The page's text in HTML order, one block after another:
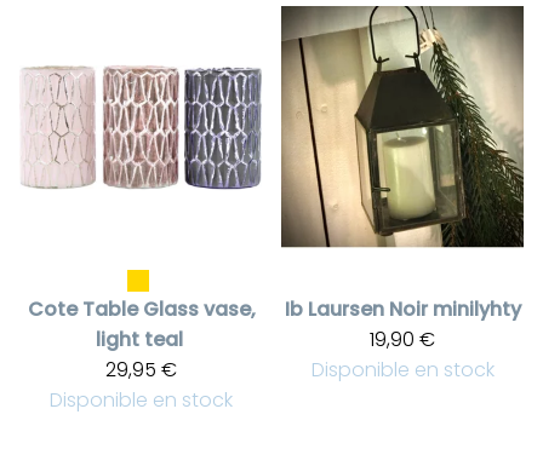
Cote Table Glass vase,
light teal
29,95 €
Disponible en stock
Ib Laursen Noir minilyhty
19,90 €
Disponible en stock